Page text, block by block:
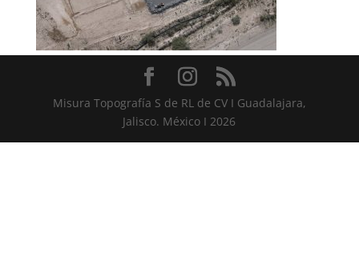
Misura Topografía S de RL de CV I Guadalajara,
Jalisco. México I 2026